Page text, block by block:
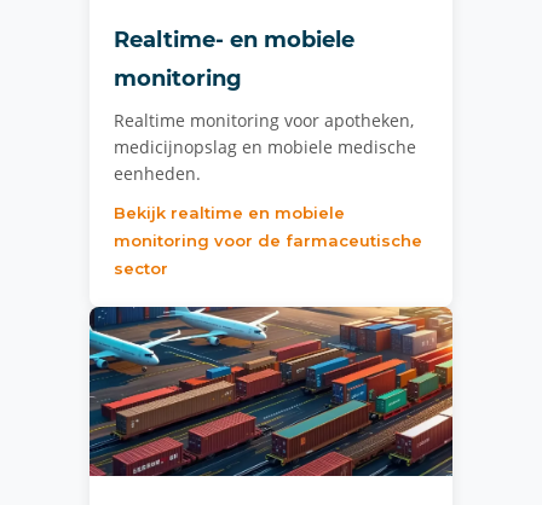
Realtime- en mobiele
monitoring
Realtime monitoring voor apotheken,
medicijnopslag en mobiele medische
eenheden.
Bekijk realtime en mobiele
monitoring voor de farmaceutische
sector